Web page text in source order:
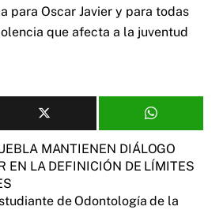
para Oscar Javier y para todas
que afecta a la juventud
MANTIENEN DIÁLOGO
EN LA DEFINICIÓN DE LÍMITES
de Odontología de la